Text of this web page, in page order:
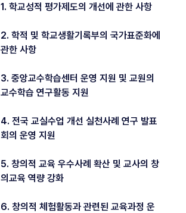
1. 학교성적 평가제도의 개선에 관한 사항
2. 학적 및 학교생활기록부의 국가표준화에
관한 사항
3. 중앙교수학습센터 운영 지원 및 교원의
교수학습 연구활동 지원
4. 전국 교실수업 개선 실천사례 연구 발표
회의 운영 지원
5. 창의적 교육 우수사례 확산 및 교사의 창
의교육 역량 강화
6. 창의적 체험활동과 관련된 교육과정 운